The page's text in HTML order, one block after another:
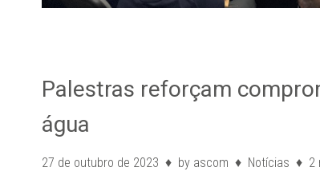
Palestras reforçam
água
27 de outubro de 2023 by ascom Notícias 2